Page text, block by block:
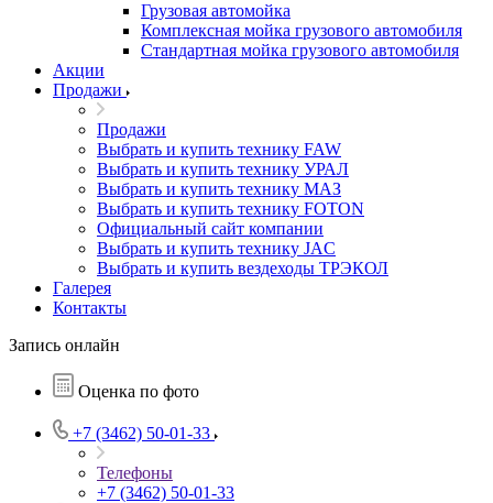
Грузовая автомойка
Комплексная мойка грузового автомобиля
Стандартная мойка грузового автомобиля
Акции
Продажи
Продажи
Выбрать и купить технику FAW
Выбрать и купить технику УРАЛ
Выбрать и купить технику МАЗ
Выбрать и купить технику FOTON
Официальный сайт компании
Выбрать и купить технику JAC
Выбрать и купить вездеходы ТРЭКОЛ
Галерея
Контакты
Запись онлайн
Оценка по фото
+7 (3462) 50-01-33
Телефоны
+7 (3462) 50-01-33